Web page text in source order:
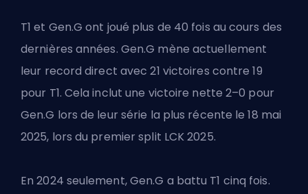
T1 et Gen.G ont joué plus de 40 fois au cours des
dernières années. Gen.G mène actuellement
leur record direct avec 21 victoires contre 19
pour T1. Cela inclut une victoire nette 2–0 pour
Gen.G lors de leur série la plus récente le 18 mai
2025, lors du premier split LCK 2025.
En 2024 seulement, Gen.G a battu T1 cinq fois.